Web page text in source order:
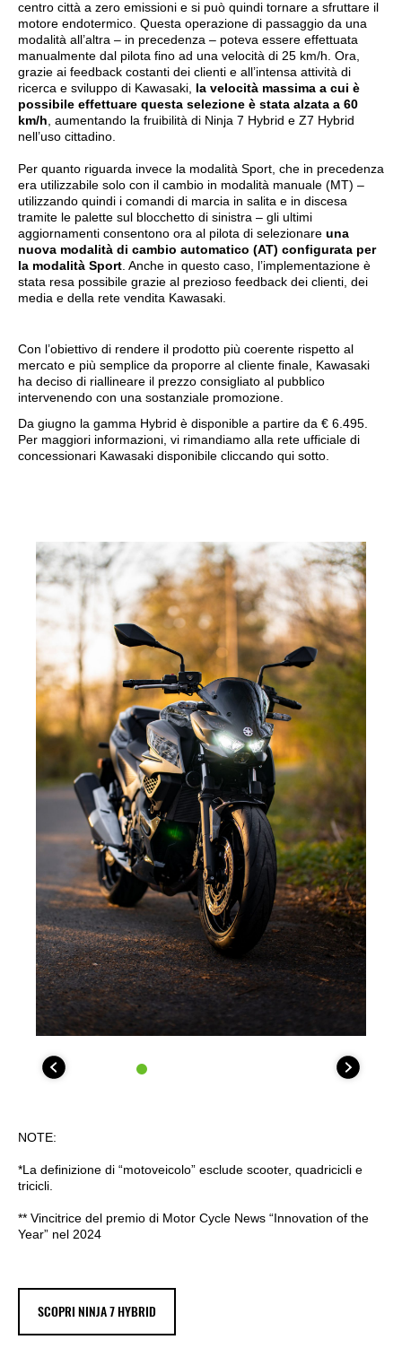
centro città a zero emissioni e si può quindi tornare a sfruttare il
motore endotermico. Questa operazione di passaggio da una
modalità all’altra – in precedenza – poteva essere effettuata
manualmente dal pilota fino ad una velocità di 25 km/h. Ora,
grazie ai feedback costanti dei clienti e all’intensa attività di
ricerca e sviluppo di Kawasaki, la velocità massima a cui è
possibile effettuare questa selezione è stata alzata a 60
km/h , aumentando la fruibilità di Ninja 7 Hybrid e Z7 Hybrid
nell’uso cittadino.
Per quanto riguarda invece la modalità Sport, che in precedenza
era utilizzabile solo con il cambio in modalità manuale (MT) –
utilizzando quindi i comandi di marcia in salita e in discesa
tramite le palette sul blocchetto di sinistra – gli ultimi
aggiornamenti consentono ora al pilota di selezionare una
nuova modalità di cambio automatico (AT) configurata per
la modalità Sport . Anche in questo caso, l’implementazione è
stata resa possibile grazie al prezioso feedback dei clienti, dei
media e della rete vendita Kawasaki.
Con l’obiettivo di rendere il prodotto più coerente rispetto al
mercato e più semplice da proporre al cliente finale, Kawasaki
ha deciso di riallineare il prezzo consigliato al pubblico
intervenendo con una sostanziale promozione.
Da giugno la gamma Hybrid è disponible a partire da € 6.495.
Per maggiori informazioni, vi rimandiamo alla rete ufficiale di
concessionari Kawasaki disponibile cliccando qui sotto.
NOTE:
*La definizione di “motoveicolo” esclude scooter, quadricicli e
tricicli.
** Vincitrice del premio di Motor Cycle News “Innovation of the
Year” nel 2024
SCOPRI NINJA 7 HYBRID